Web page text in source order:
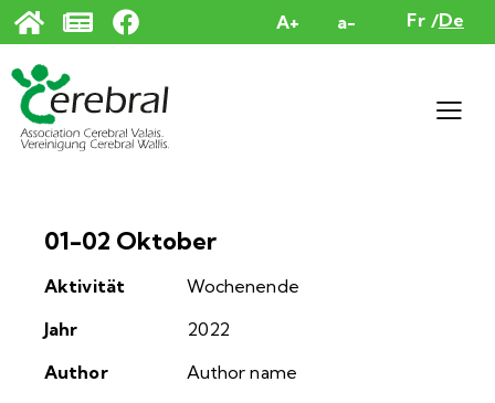
A+ a- Fr De
01-02 Oktober
Aktivität
Wochenende
Jahr
2022
Author
Author name
Cookie-Einstellungen